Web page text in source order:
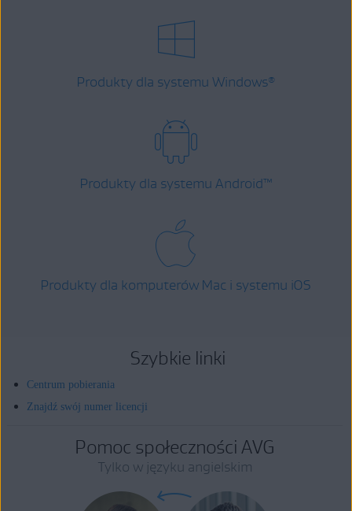
Produkty dla systemu Windows®
Produkty dla systemu Android™
Produkty dla komputerów Mac i systemu iOS
Szybkie linki
Centrum pobierania
Znajdź swój numer licencji
Pomoc społeczności AVG
Tylko w języku angielskim